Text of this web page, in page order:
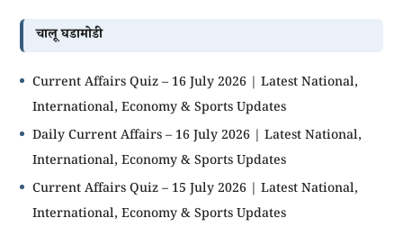
चालू घडामोडी
Current Affairs Quiz – 16 July 2026 | Latest National,
International, Economy & Sports Updates
Daily Current Affairs – 16 July 2026 | Latest National,
International, Economy & Sports Updates
Current Affairs Quiz – 15 July 2026 | Latest National,
International, Economy & Sports Updates